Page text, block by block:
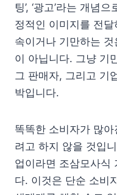
팅’, ‘광고’라는 개념
정적인 이미지를 전
속이거나 기만하는
이 아닙니다. 그냥 기
그 판매자, 그리고 기
박입니다.
똑똑한 소비자가 많
려고 하지 않을 것입
업이라면 조삼모사식
다. 이것은 단순 소비